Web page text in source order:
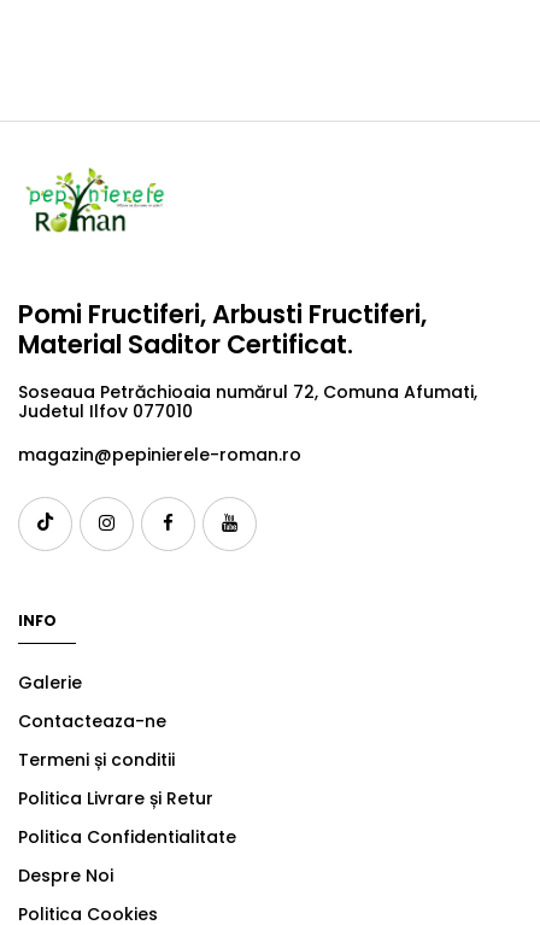
Pomi Fructiferi, Arbusti Fructiferi,
Material Saditor Certificat.
Soseaua Petrăchioaia numărul 72, Comuna Afumati,
Judetul Ilfov 077010
magazin@pepinierele-roman.ro
INFO
Galerie
Contacteaza-ne
Termeni și conditii
Politica Livrare și Retur
Politica Confidentialitate
Despre Noi
Politica Cookies